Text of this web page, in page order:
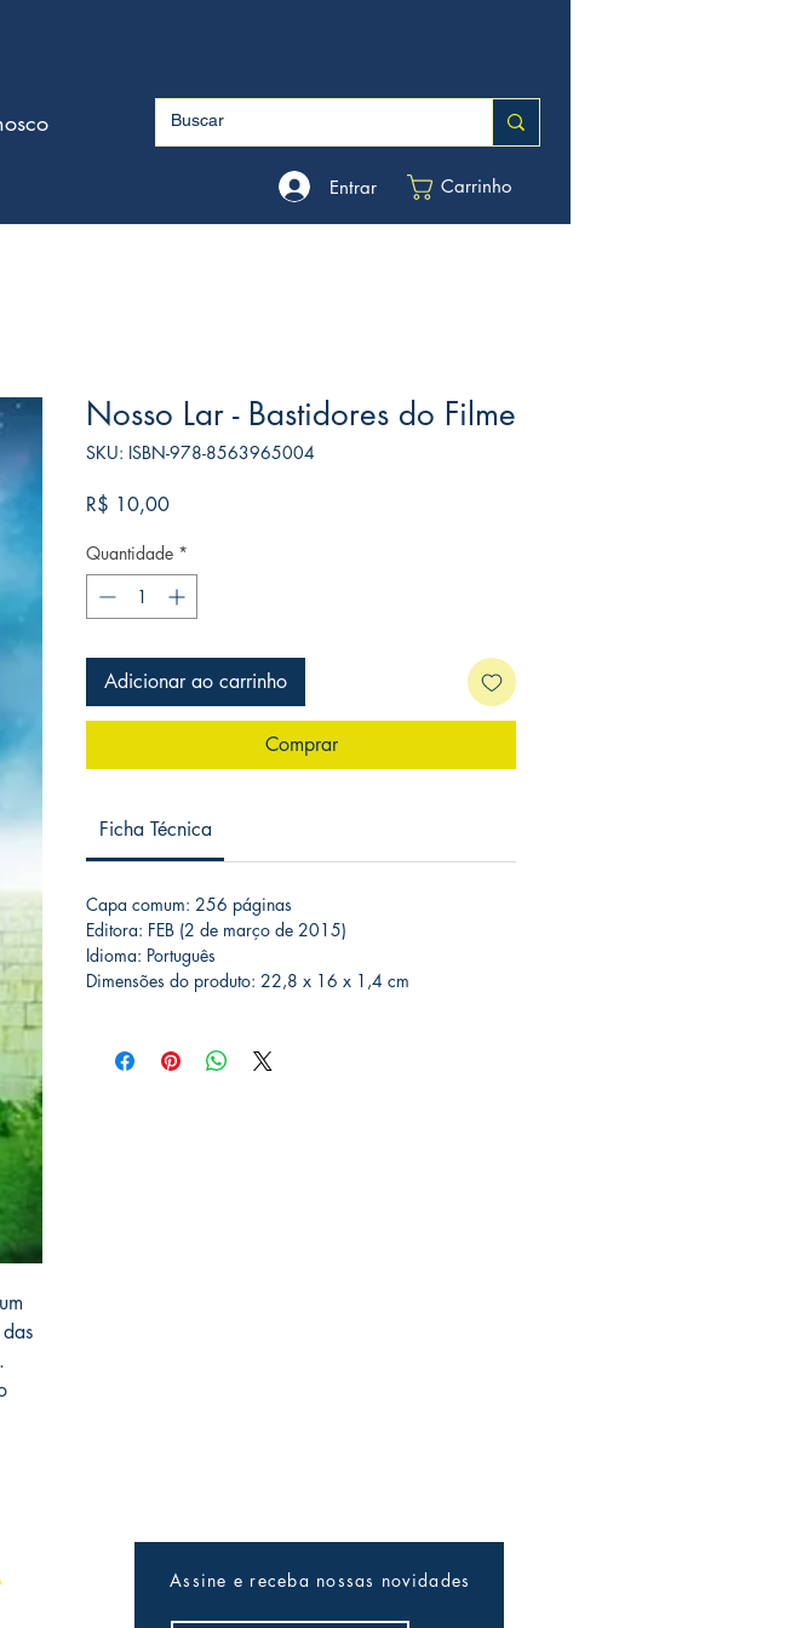
Entrar Carrinho
Nosso Lar - Bastidores do Filme
SKU: ISBN-978-8563965004
R$ 10,00Preço
Quantidade *
Adicionar ao carrinho
Comprar
Ficha Técnica
Capa comum: 256 páginas
Editora: FEB (2 de março de 2015)
Idioma: Português
Dimensões do produto: 22,8 x 16 x 1,4 cm
Assine e receba nossas novidades